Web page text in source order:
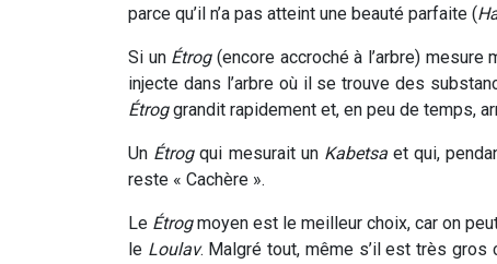
parce qu’il n’a pas atteint une beauté parfaite (
Si unÉtrog(encore accroché à l’arbre) mesure
injecte dans l’arbre où il se trouve des
Étroggrandit rapidement et, en peu de temps,
Un Étrogqui mesurait un Kabetsaet qui,
reste « Cachère ».
Le Étrogmoyen est le meilleur choix, car on
le Loulav. Malgré tout, même s’il est très gros